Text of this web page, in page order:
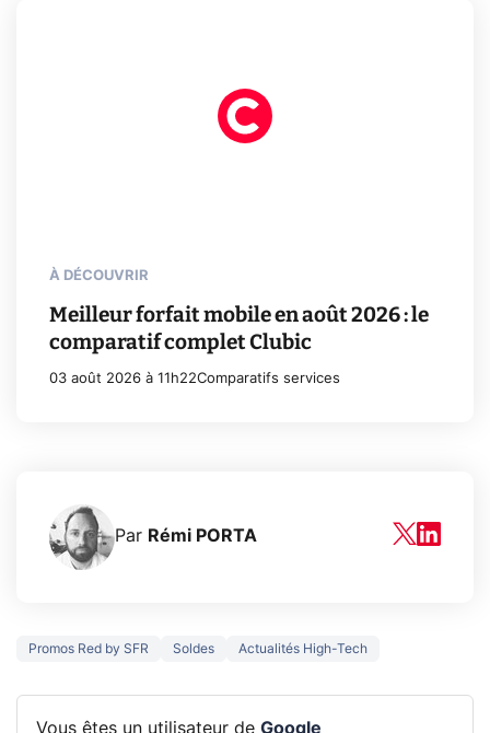
À DÉCOUVRIR
Meilleur forfait mobile en août 2026 : le
comparatif complet Clubic
03 août 2026 à 11h22Comparatifs services
Par Rémi PORTA
Promos Red by SFR Soldes Actualités High-Tech
Vous êtes un utilisateur de Google